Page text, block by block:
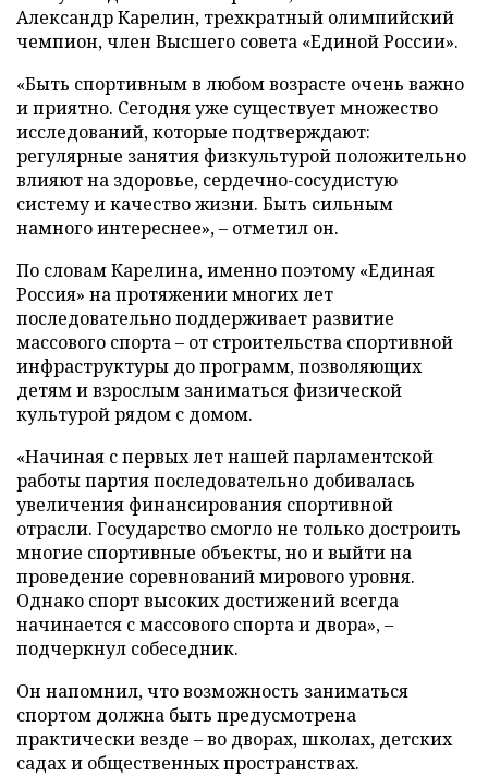
Александр Карелин, трехкратный олимпийский
чемпион, член Высшего совета «Единой России».
«Быть спортивным в любом возрасте очень важно
и приятно. Сегодня уже существует множество
исследований, которые подтверждают:
регулярные занятия физкультурой положительно
влияют на здоровье, сердечно-сосудистую
систему и качество жизни. Быть сильным
намного интереснее», – отметил он.
По словам Карелина, именно поэтому «Единая
Россия» на протяжении многих лет
последовательно поддерживает развитие
массового спорта – от строительства спортивной
инфраструктуры до программ, позволяющих
детям и взрослым заниматься физической
культурой рядом с домом.
«Начиная с первых лет нашей парламентской
работы партия последовательно добивалась
увеличения финансирования спортивной
отрасли. Государство смогло не только достроить
многие спортивные объекты, но и выйти на
проведение соревнований мирового уровня.
Однако спорт высоких достижений всегда
начинается с массового спорта и двора», –
подчеркнул собеседник.
Он напомнил, что возможность заниматься
спортом должна быть предусмотрена
практически везде – во дворах, школах, детских
садах и общественных пространствах.